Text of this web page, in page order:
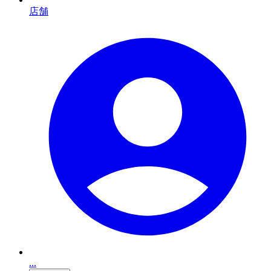
店舗
...